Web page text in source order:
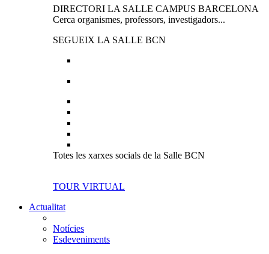
DIRECTORI LA SALLE CAMPUS BARCELONA
Cerca organismes, professors, investigadors...
SEGUEIX LA SALLE BCN
Totes les xarxes socials de la Salle BCN
TOUR VIRTUAL
Actualitat
Notícies
Esdeveniments